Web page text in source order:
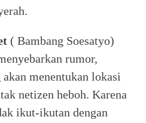
( Bambang Soesatyo)
rumor,
akan menentukan lokasi
netizen heboh. Karena
ikut-ikutan dengan